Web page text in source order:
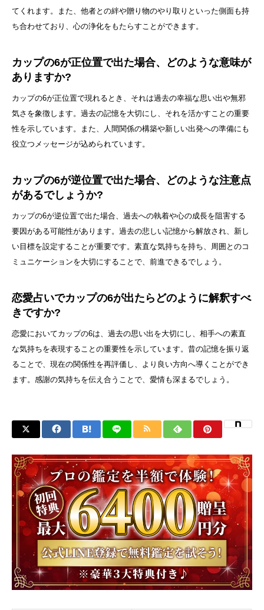
てくれます。また、他者との絆や贈り物のやり取りといった側面も持
ち合わせており、心の浄化をもたらすことができます。
カップの6が正位置で出た場合、どのような意味が
ありますか?
カップの6が正位置で現れるとき、それは過去の幸福な思い出や無邪
気さを象徴します。過去の記憶を大切にし、それを活かすことの重要
性を示しています。また、人間関係の構築や新しい出発への準備にも
役立つメッセージが込められています。
カップの6が逆位置で出た場合、どのような注意点
があるでしょうか?
カップの6が逆位置で出た場合、過去への執着や心の成長を阻害する
要因がある可能性があります。過去の悲しい記憶から解放され、新し
い目標を設定することが重要です。素直な気持ちを持ち、周囲とのコ
ミュニケーションを大切にすることで、前進できるでしょう。
恋愛占いでカップの6が出たらどのように解釈すべ
きですか?
恋愛においてカップの6は、過去の思い出を大切にし、相手への素直
な気持ちを表現することの重要性を示しています。昔の記憶を振り返
ることで、現在の関係性を再評価し、より良い方向へ導くことができ
ます。感謝の気持ちを伝え合うことで、愛情も深まるでしょう。